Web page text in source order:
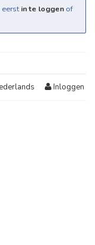
eerst in te loggen of
Inloggen